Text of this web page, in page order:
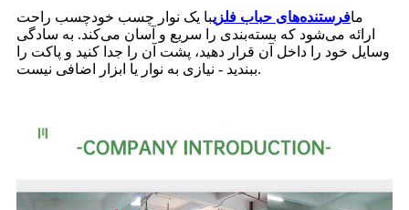
مافرستنده‌های حباب فلزیبا یک نوار چسب خودچسب راحت
ارائه می‌شود که بسته‌بندی را سریع و آسان می‌کند. به سادگی
وسایل خود را داخل آن قرار دهید، پشت آن را جدا کنید و پاکت را
ببندید - نیازی به نوار یا ابزار اضافی نیست.